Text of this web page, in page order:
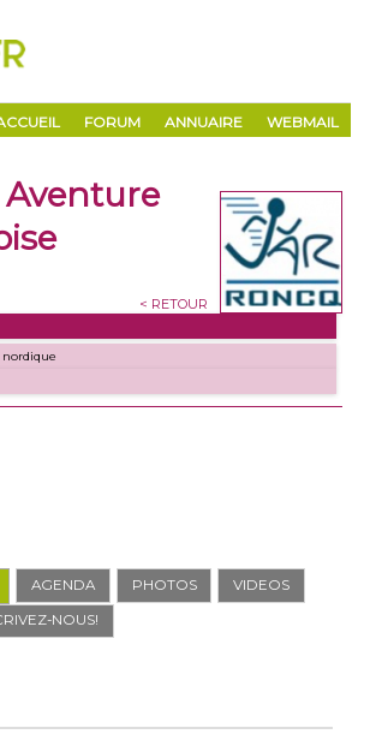
WEBMAIL
ANNUAIRE
FORUM
< RETOUR
nordique
AGENDA PHOTOS VIDEOS
NOUS!